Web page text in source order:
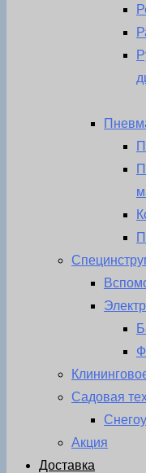
Садовая
Акция
Доставка